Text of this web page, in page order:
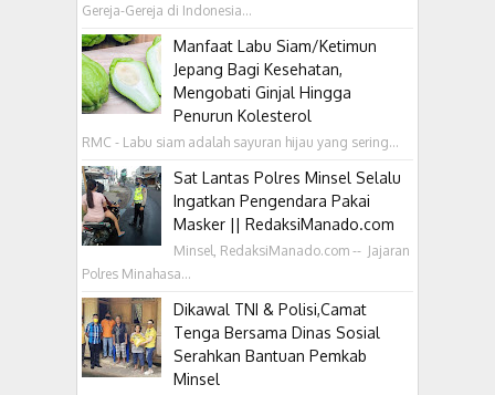
Gereja-Gereja di Indonesia...
Manfaat Labu Siam/Ketimun
Jepang Bagi Kesehatan,
Mengobati Ginjal Hingga
Penurun Kolesterol
RMC - Labu siam adalah sayuran hijau yang sering...
Sat Lantas Polres Minsel Selalu
Ingatkan Pengendara Pakai
Masker || RedaksiManado.com
Minsel, RedaksiManado.com -- Jajaran
Polres Minahasa...
Dikawal TNI & Polisi,Camat
Tenga Bersama Dinas Sosial
Serahkan Bantuan Pemkab
Minsel